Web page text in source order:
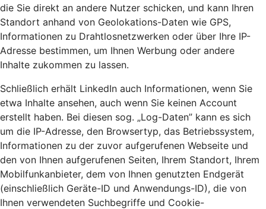
die Sie direkt an andere Nutzer schicken, und kann Ihren
Standort anhand von Geolokations-Daten wie GPS,
Informationen zu Drahtlosnetzwerken oder über Ihre IP-
Adresse bestimmen, um Ihnen Werbung oder andere
Inhalte zukommen zu lassen.
Schließlich erhält LinkedIn auch Informationen, wenn Sie
etwa Inhalte ansehen, auch wenn Sie keinen Account
erstellt haben. Bei diesen sog. „Log-Daten” kann es sich
um die IP-Adresse, den Browsertyp, das Betriebssystem,
Informationen zu der zuvor aufgerufenen Webseite und
den von Ihnen aufgerufenen Seiten, Ihrem Standort, Ihrem
Mobilfunkanbieter, dem von Ihnen genutzten Endgerät
(einschließlich Geräte-ID und Anwendungs-ID), die von
Ihnen verwendeten Suchbegriffe und Cookie-